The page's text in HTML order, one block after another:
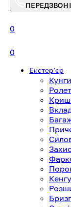
0
0
Екстерʼєр